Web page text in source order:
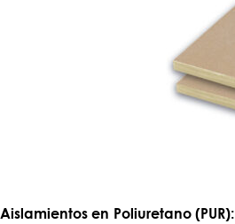
Aislamientos en Poliuretano (PUR):